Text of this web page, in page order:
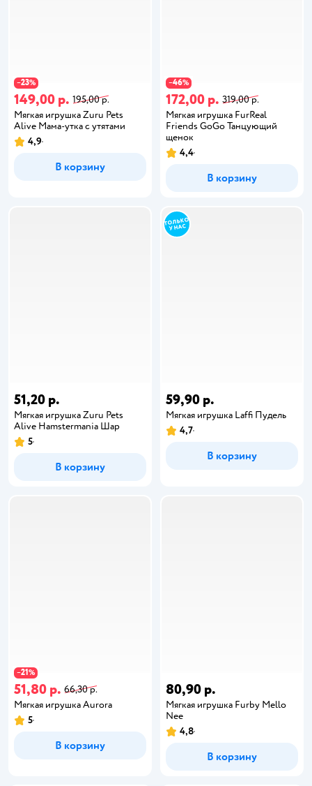
−23%
149,00 р. 195,00 р.
Мягкая игрушка Zuru Pets
Alive Мама-утка с утятами
4,9
В корзину
−46%
172,00 р. 319,00 р.
Мягкая игрушка FurReal
Friends GoGo Танцующий
щенок
4,4
В корзину
51,20 р.
Мягкая игрушка Zuru Pets
Alive Hamstermania Шар
5
В корзину
59,90 р.
Мягкая игрушка Laffi Пудель
4,7
В корзину
−21%
51,80 р. 66,30 р.
Мягкая игрушка Aurora
5
В корзину
80,90 р.
Мягкая игрушка Furby Mello
Nee
4,8
В корзину